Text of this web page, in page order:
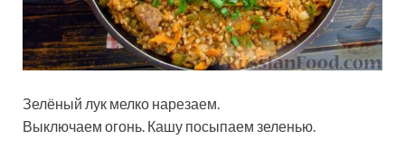
Зелёный лук мелко нарезаем.
Выключаем огонь. Кашу посыпаем зеленью.